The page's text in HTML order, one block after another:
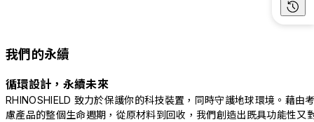
我們的永續
循環設計，永續未來
RHINOSHIELD 致力於保護你的科技裝置，同時守護地球環境。藉由
慮產品的整個生命週期，從原材料到回收，我們創造出既具功能性又